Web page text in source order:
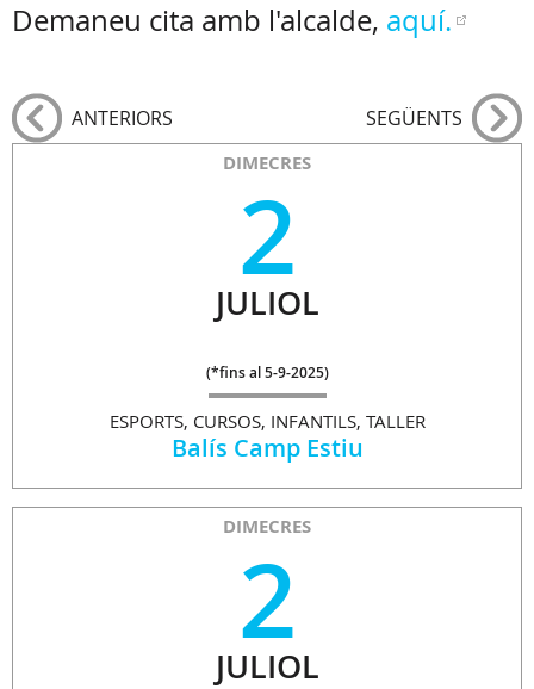
Demaneu cita amb l'alcalde, aquí.
ANTERIORS SEGÜENTS
DIMECRES
2
JULIOL
(*fins al 5-9-2025)
ESPORTS, CURSOS, INFANTILS, TALLER
Balís Camp Estiu
DIMECRES
2
JULIOL